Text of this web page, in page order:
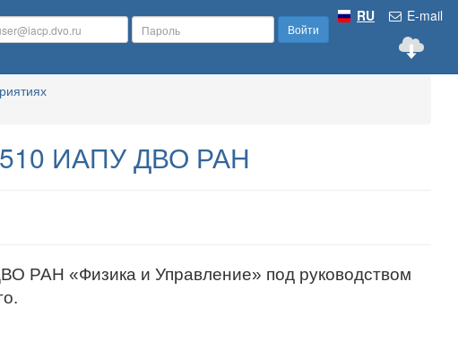
E-mail
RU
Войти
510 ИАПУ ДВО РАН
РАН «Физика и Управление» под руководством